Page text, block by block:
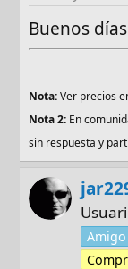
Buenos días
Nota:Ver precios
Nota 2: En
sin respuesta y